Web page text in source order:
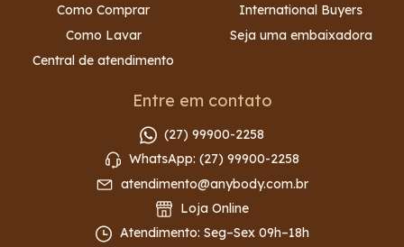
Como Comprar
Como Lavar
Central de atendimento
International Buyers
Seja uma embaixadora
Entre em contato
(27) 99900-2258
WhatsApp: (27) 99900-2258
atendimento@anybody.com.br
Loja Online
Atendimento: Seg–Sex 09h–18h